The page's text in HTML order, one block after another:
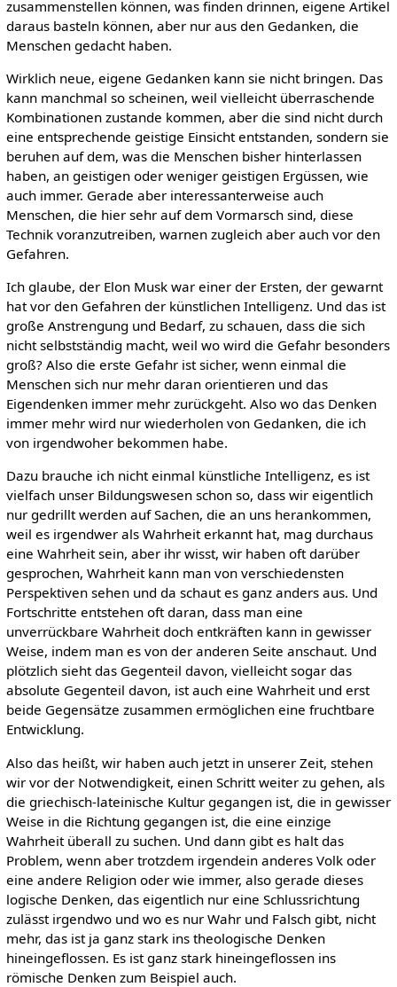
zusammenstellen können, was finden drinnen, eigene Artikel
daraus basteln können, aber nur aus den Gedanken, die
Menschen gedacht haben.
Wirklich neue, eigene Gedanken kann sie nicht bringen. Das
kann manchmal so scheinen, weil vielleicht überraschende
Kombinationen zustande kommen, aber die sind nicht durch
eine entsprechende geistige Einsicht entstanden, sondern sie
beruhen auf dem, was die Menschen bisher hinterlassen
haben, an geistigen oder weniger geistigen Ergüssen, wie
auch immer. Gerade aber interessanterweise auch
Menschen, die hier sehr auf dem Vormarsch sind, diese
Technik voranzutreiben, warnen zugleich aber auch vor den
Gefahren.
Ich glaube, der Elon Musk war einer der Ersten, der gewarnt
hat vor den Gefahren der künstlichen Intelligenz. Und das ist
große Anstrengung und Bedarf, zu schauen, dass die sich
nicht selbstständig macht, weil wo wird die Gefahr besonders
groß? Also die erste Gefahr ist sicher, wenn einmal die
Menschen sich nur mehr daran orientieren und das
Eigendenken immer mehr zurückgeht. Also wo das Denken
immer mehr wird nur wiederholen von Gedanken, die ich
von irgendwoher bekommen habe.
Dazu brauche ich nicht einmal künstliche Intelligenz, es ist
vielfach unser Bildungswesen schon so, dass wir eigentlich
nur gedrillt werden auf Sachen, die an uns herankommen,
weil es irgendwer als Wahrheit erkannt hat, mag durchaus
eine Wahrheit sein, aber ihr wisst, wir haben oft darüber
gesprochen, Wahrheit kann man von verschiedensten
Perspektiven sehen und da schaut es ganz anders aus. Und
Fortschritte entstehen oft daran, dass man eine
unverrückbare Wahrheit doch entkräften kann in gewisser
Weise, indem man es von der anderen Seite anschaut. Und
plötzlich sieht das Gegenteil davon, vielleicht sogar das
absolute Gegenteil davon, ist auch eine Wahrheit und erst
beide Gegensätze zusammen ermöglichen eine fruchtbare
Entwicklung.
Also das heißt, wir haben auch jetzt in unserer Zeit, stehen
wir vor der Notwendigkeit, einen Schritt weiter zu gehen, als
die griechisch-lateinische Kultur gegangen ist, die in gewisser
Weise in die Richtung gegangen ist, die eine einzige
Wahrheit überall zu suchen. Und dann gibt es halt das
Problem, wenn aber trotzdem irgendein anderes Volk oder
eine andere Religion oder wie immer, also gerade dieses
logische Denken, das eigentlich nur eine Schlussrichtung
zulässt irgendwo und wo es nur Wahr und Falsch gibt, nicht
mehr, das ist ja ganz stark ins theologische Denken
hineingeflossen. Es ist ganz stark hineingeflossen ins
römische Denken zum Beispiel auch.